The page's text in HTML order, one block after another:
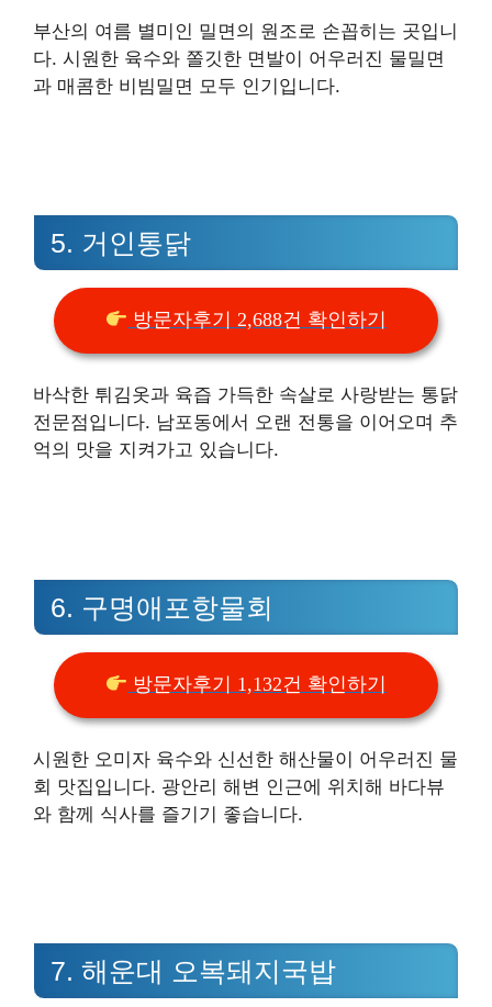
부산의 여름 별미인 밀면의 원조로 손꼽히는 곳입니
다. 시원한 육수와 쫄깃한 면발이 어우러진 물밀면
과 매콤한 비빔밀면 모두 인기입니다.
5. 거인통닭
방문자후기 2,688건 확인하기
바삭한 튀김옷과 육즙 가득한 속살로 사랑받는 통닭
전문점입니다. 남포동에서 오랜 전통을 이어오며 추
억의 맛을 지켜가고 있습니다.
6. 구명애포항물회
방문자후기 1,132건 확인하기
시원한 오미자 육수와 신선한 해산물이 어우러진 물
회 맛집입니다. 광안리 해변 인근에 위치해 바다뷰
와 함께 식사를 즐기기 좋습니다.
7. 해운대 오복돼지국밥